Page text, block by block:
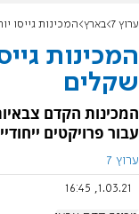
ערוץ 7 בארץ המכינות גייסו יותר מ-5
שקלים
המכינות הקדם
עבור פרויקטים
ערוץ 7
1.03.21, 16:45